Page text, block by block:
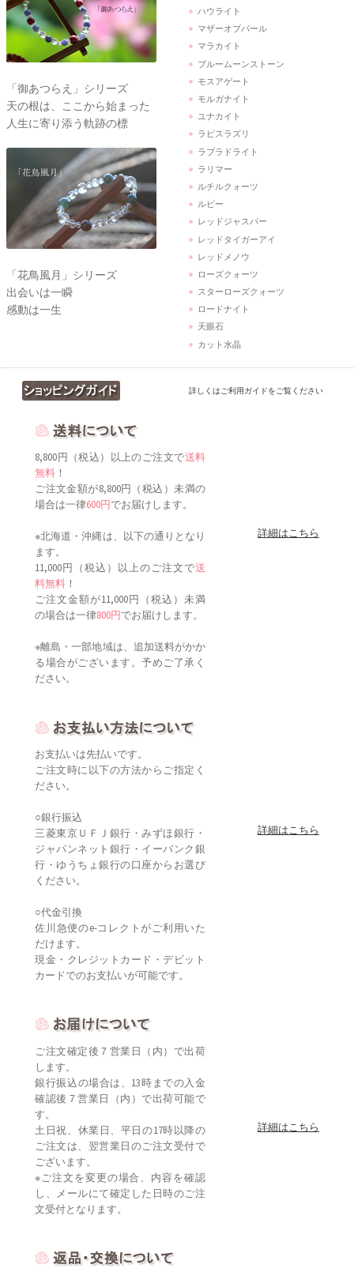
「御あつらえ」シリーズ
天の根は、ここから始まった
人生に寄り添う軌跡の標
「花鳥風月」シリーズ
出会いは一瞬
感動は一生
ハウライト
マザーオブパール
マラカイト
ブルームーンストーン
モスアゲート
モルガナイト
ユナカイト
ラピスラズリ
ラブラドライト
ラリマー
ルチルクォーツ
ルビー
レッドジャスパー
レッドタイガーアイ
レッドメノウ
ローズクォーツ
スターローズクォーツ
ロードナイト
天眼石
カット水晶
詳しくはご利用ガイドをご覧ください
8,800円（税込）以上のご注文で送料
無料 ！
ご注文金額が8,800円（税込）未満の
場合は一律600円でお届けします。
※北海道・沖縄は、以下の通りとなり
ます。
11,000円（税込）以上のご注文で送
料無料 ！
ご注文金額が11,000円（税込）未満
の場合は一律800円でお届けします。
※離島・一部地域は、追加送料がかか
る場合がございます。予めご了承く
ださい。
詳細はこちら
お支払いは先払いです。
ご注文時に以下の方法からご指定く
ださい。
○銀行振込
三菱東京ＵＦＪ銀行・みずほ銀行・
ジャパンネット銀行・イーバンク銀
行・ゆうちょ銀行の口座からお選び
ください。
○代金引換
佐川急便のe-コレクトがご利用いた
だけます。
現金・クレジットカード・デビット
カードでのお支払いが可能です。
詳細はこちら
ご注文確定後７営業日（内）で出荷
します。
銀行振込の場合は、13時までの入金
確認後７営業日（内）で出荷可能で
す。
土日祝、休業日、平日の17時以降の
ご注文は、翌営業日のご注文受付で
ございます。
※ご注文を変更の場合、内容を確認
し、メールにて確定した日時のご注
文受付となります。
詳細はこちら